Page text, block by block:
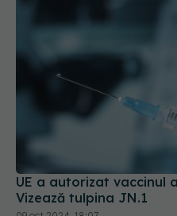
UE a autorizat vaccinul
Vizează tulpina JN.1